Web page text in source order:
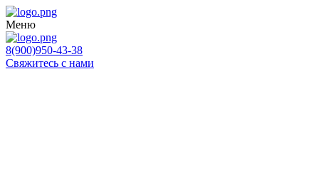
Меню
8(900)950-43-38
Свяжитесь с нами